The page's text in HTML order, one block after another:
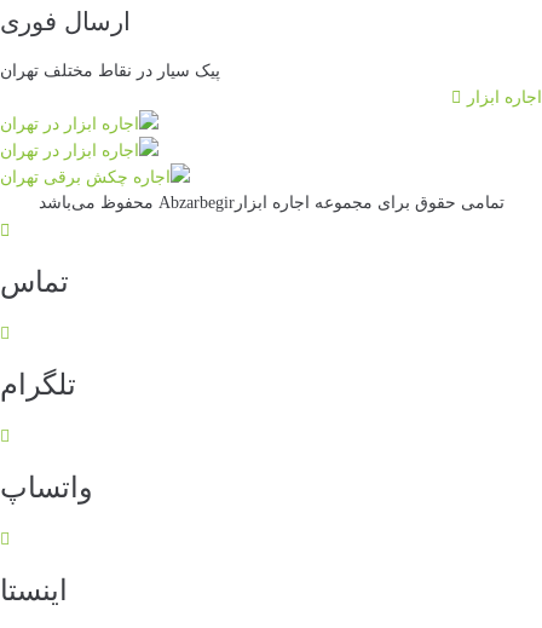
ارسال فوری
پیک سیار در نقاط مختلف تهران
اجاره ابزار
تمامی حقوق برای مجموعه اجاره ابزارAbzarbegir محفوظ می‌باشد
تماس
تلگرام
واتساپ
اینستا